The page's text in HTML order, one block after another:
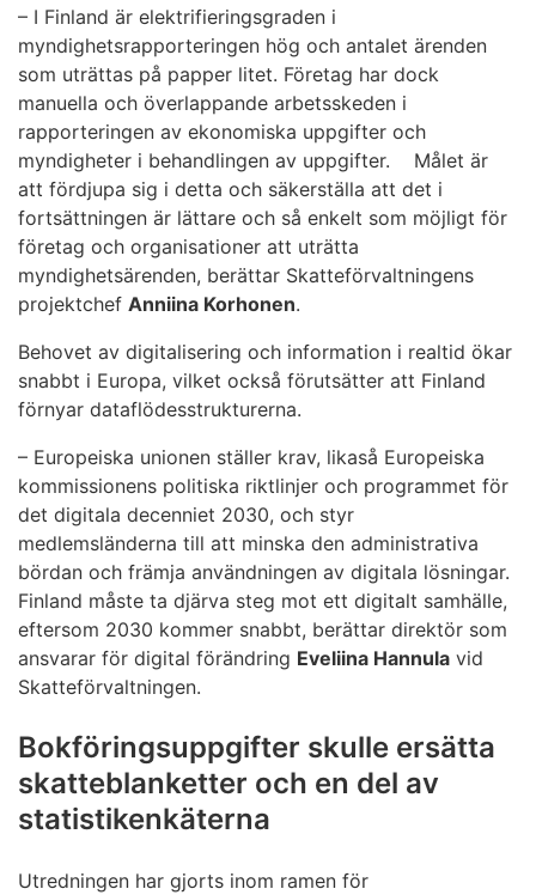
– I Finland är elektrifieringsgraden i
myndighetsrapporteringen hög och antalet ärenden
som uträttas på papper litet. Företag har dock
manuella och överlappande arbetsskeden i
rapporteringen av ekonomiska uppgifter och
myndigheter i behandlingen av uppgifter. Målet är
att fördjupa sig i detta och säkerställa att det i
fortsättningen är lättare och så enkelt som möjligt för
företag och organisationer att uträtta
myndighetsärenden, berättar Skatteförvaltningens
projektchef Anniina Korhonen.
Behovet av digitalisering och information i realtid ökar
snabbt i Europa, vilket också förutsätter att Finland
förnyar dataflödesstrukturerna.
– Europeiska unionen ställer krav, likaså Europeiska
kommissionens politiska riktlinjer och programmet för
det digitala decenniet 2030, och styr
medlemsländerna till att minska den administrativa
bördan och främja användningen av digitala lösningar.
Finland måste ta djärva steg mot ett digitalt samhälle,
eftersom 2030 kommer snabbt, berättar direktör som
ansvarar för digital förändring Eveliina Hannula vid
Skatteförvaltningen.
Bokföringsuppgifter skulle ersätta
skatteblanketter och en del av
statistikenkäterna
Utredningen har gjorts inom ramen för